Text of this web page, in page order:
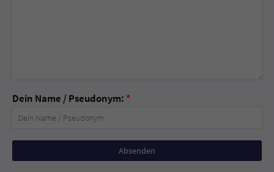
Dein Name / Pseudonym: *
Nicht
ausfüllen!